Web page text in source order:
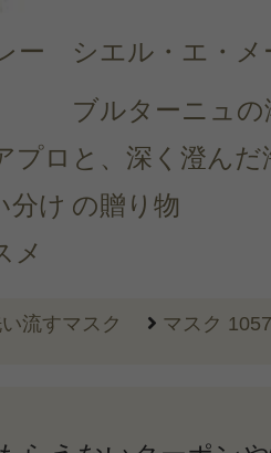
レビューを書いて
クチコミを投稿する
、マイページの「購
稿すると1 商品に
ー
プロ
分け
メ
シエル・エ・メ
ブルターニュの
と、深く澄んだ
の贈り物
流すマスク マスク